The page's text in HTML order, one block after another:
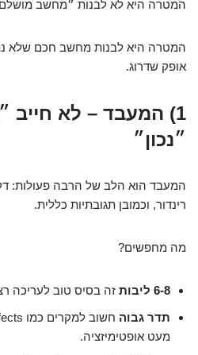
המטרה היא לא לבנות ״מחשב
המטרה היא לבנות מחשב חכם שלא
אופק שדרוג.
1) המעבד – לא חייב
״נכון״
המעבד הוא הלב של הרבה פעולות:
רינדור, וכמובן תגובתיות כללית.
מה מחפשים?
6-8 ליבות
זה בסיס טוב לעריכה
תדר גבוה
מעט אופטימיזציה.